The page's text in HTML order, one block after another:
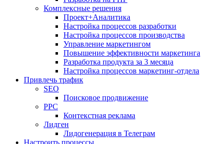
Комплексные решения
Проект+Аналитика
Настройка процессов разработки
Настройка процессов производства
Управление маркетингом
Повышение эффективности маркетинга
Разработка продукта за 3 месяца
Настройка процессов маркетинг-отдела
Привлечь трафик
SEO
Поисковое продвижение
PPC
Контекстная реклама
Лидген
Лидогенерация в Телеграм
Настроить процессы